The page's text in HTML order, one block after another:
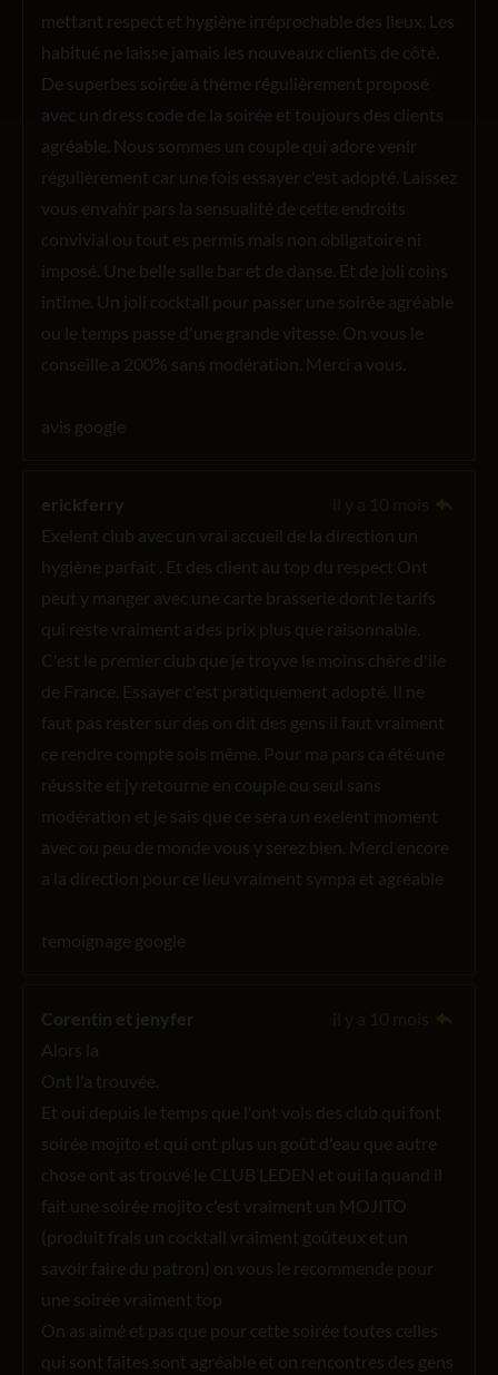
mettant respect et hygiène irréprochable des lieux. Les
habitué ne laisse jamais les nouveaux clients de côté.
De superbes soirée à thème régulièrement proposé
avec un dress code de la soirée et toujours des clients
agréable. Nous sommes un couple qui adore venir
régulièrement car une fois essayer c'est adopté. Laissez
vous envahir pars la sensualité de cette endroits
convivial ou tout es permis mais non obligatoire ni
imposé. Une belle salle bar et de danse. Et de joli coins
intime. Un joli cocktail pour passer une soirée agréable
ou le temps passe d'une grande vitesse. On vous le
conseille a 200% sans modération. Merci a vous.
avis google
erickferry
Exelent club avec un vrai accueil de la direction un
hygiène parfait . Et des client au top du respect Ont
peut y manger avec une carte brasserie dont le tarifs
qui reste vraiment a des prix plus que raisonnable.
C'est le premier club que je troyve le moins chère d'ile
de France. Essayer c'est pratiquement adopté. Il ne
faut pas rester sur des on dit des gens il faut vraiment
ce rendre compte sois même. Pour ma pars ca été une
réussite et jy retourne en couple ou seul sans
modération et je sais que ce sera un exelent moment
avec ou peu de monde vous y serez bien. Merci encore
a la direction pour ce lieu vraiment sympa et agréable
temoignage google
Corentin et jenyfer
Alors la
Ont l'a trouvée.
Et oui depuis le temps que l'ont vois des club qui font
soirée mojito et qui ont plus un goût d'eau que autre
chose ont as trouvé le CLUB LEDEN et oui la quand il
fait une soirée mojito c'est vraiment un MOJITO
(produit frais un cocktail vraiment goûteux et un
savoir faire du patron) on vous le recommende pour
une soirée vraiment top
On as aimé et pas que pour cette soirée toutes celles
qui sont faites sont agréable et on rencontres des gens